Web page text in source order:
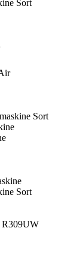
Sort
Sort
Sort